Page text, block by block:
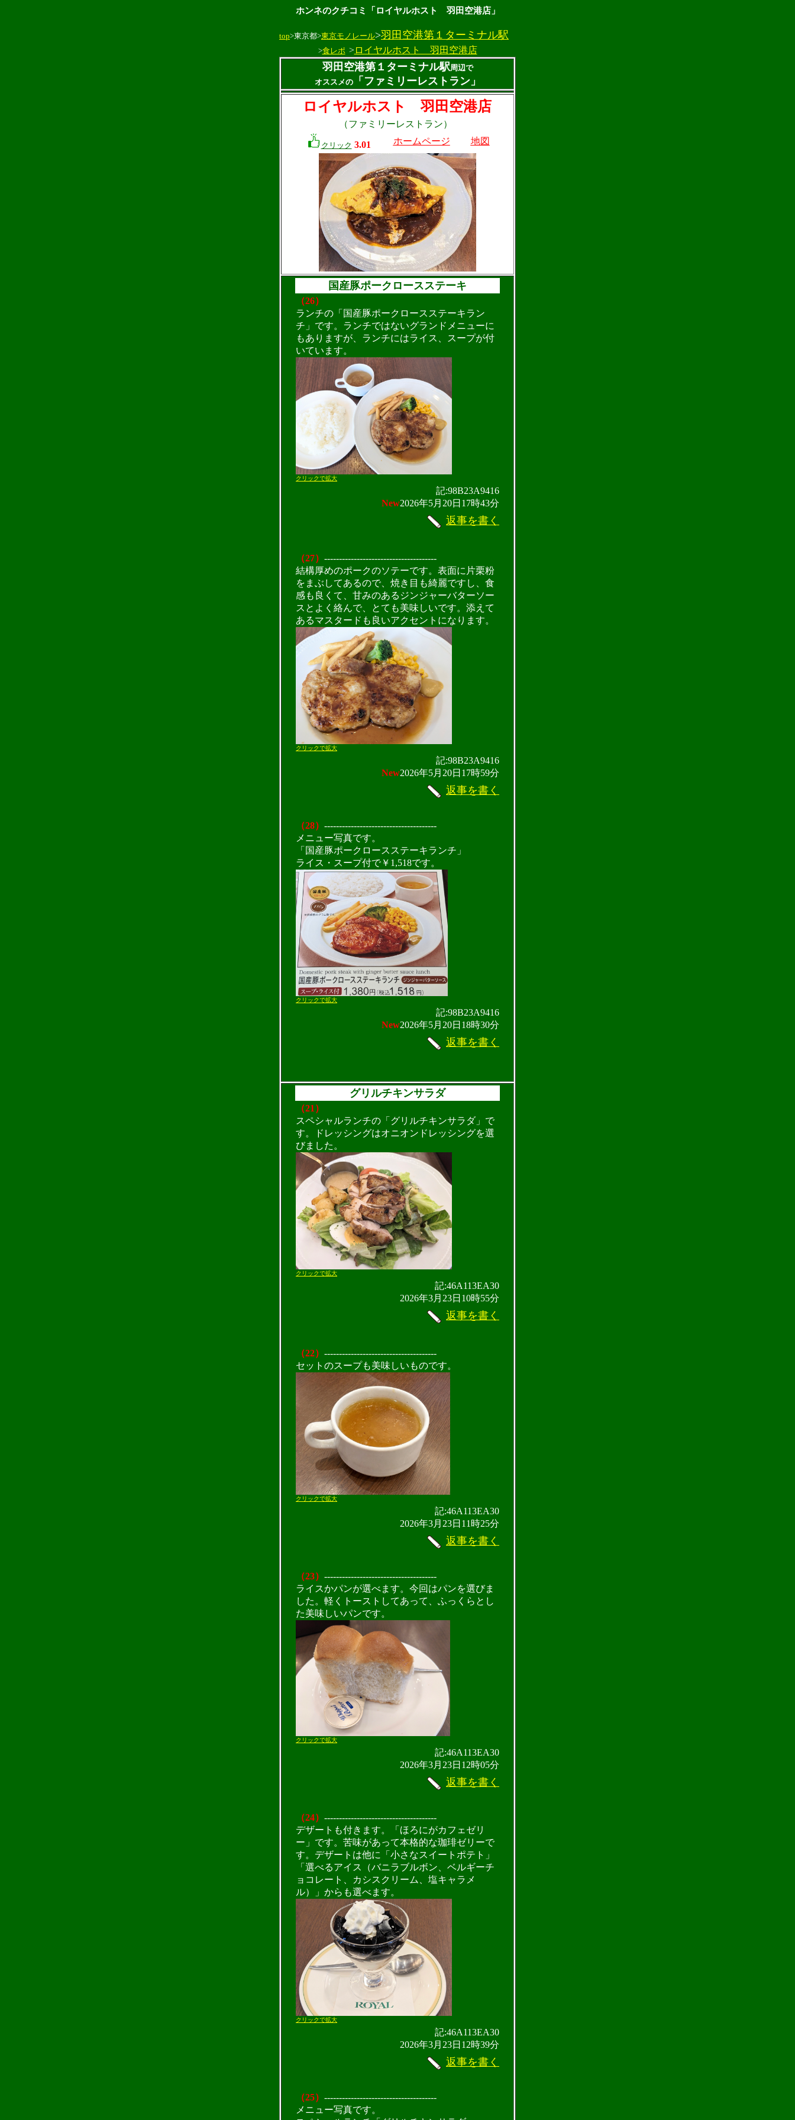
ホンネのクチコミ「ロイヤルホスト 羽田空港店」
top>東京都>東京モノレール>羽田空港第１ターミナル駅
>食レポ >ロイヤルホスト 羽田空港店
羽田空港第１ターミナル駅周辺で
オススメの「ファミリーレストラン」
ロイヤルホスト 羽田空港店
（ファミリーレストラン）
クリック 3.01 ホームページ 地図
国産豚ポークロースステーキ
（26）
ランチの「国産豚ポークロースステーキラン
チ」です。ランチではないグランドメニューに
もありますが、ランチにはライス、スープが付
いています。
クリックで拡大
記:98B23A9416
New2026年5月20日17時43分
返事を書く
（27） --------------------------------------
結構厚めのポークのソテーです。表面に片栗粉
をまぶしてあるので、焼き目も綺麗ですし、食
感も良くて、甘みのあるジンジャーバターソー
スとよく絡んで、とても美味しいです。添えて
あるマスタードも良いアクセントになります。
クリックで拡大
記:98B23A9416
New2026年5月20日17時59分
返事を書く
（28） --------------------------------------
メニュー写真です。
「国産豚ポークロースステーキランチ」
ライス・スープ付で￥1,518です。
クリックで拡大
記:98B23A9416
New2026年5月20日18時30分
返事を書く
グリルチキンサラダ
（21）
スペシャルランチの「グリルチキンサラダ」で
す。ドレッシングはオニオンドレッシングを選
びました。
クリックで拡大
記:46A113EA30
2026年3月23日10時55分
返事を書く
（22） --------------------------------------
セットのスープも美味しいものです。
クリックで拡大
記:46A113EA30
2026年3月23日11時25分
返事を書く
（23） --------------------------------------
ライスかパンが選べます。今回はパンを選びま
した。軽くトーストしてあって、ふっくらとし
た美味しいパンです。
クリックで拡大
記:46A113EA30
2026年3月23日12時05分
返事を書く
（24） --------------------------------------
デザートも付きます。「ほろにがカフェゼリ
ー」です。苦味があって本格的な珈琲ゼリーで
す。デザートは他に「小さなスイートポテト」
「選べるアイス（バニラブルボン、ベルギーチ
ョコレート、カシスクリーム、塩キャラメ
ル）」からも選べます。
クリックで拡大
記:46A113EA30
2026年3月23日12時39分
返事を書く
（25） --------------------------------------
メニュー写真です。